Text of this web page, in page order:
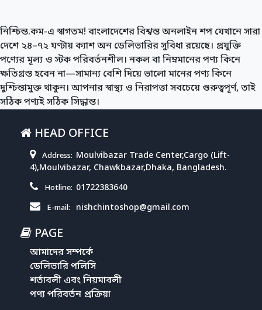
নিশ্চিন্ত.কম-এ স্বাগতম! বাংলাদেশের বিশ্বস্ত অনলাইন শপ যেখানে সারা
দেশে ২৪–৭২ ঘণ্টায় ক্যাশ অন ডেলিভারির সুবিধা রয়েছে। প্রযুক্তি
পণ্যের মূল্য ও স্টক পরিবর্তনশীল। নকল বা নিম্নমানের পণ্য কিনে
ক্ষতিগ্রস্ত হবেন না—সামান্য বেশি দিয়ে ভালো মানের পণ্য কিনে
দুশ্চিন্তামুক্ত থাকুন। আপনার স্বাস্থ্য ও নিরাপত্তা সবচেয়ে গুরুত্বপূর্ণ, তাই
সঠিক পণ্যই সঠিক সিদ্ধান্ত।
HEAD OFFICE
Address: Moulvibazar Trade Center,Cargo (Lift-
4),Moulvibazar, Chawkbazar,Dhaka, Bangladesh.
Hotline: 01722383640
E-mail: nishchintoshop@gmail.com
PAGE
আমাদের সম্পর্কে
ডেলিভারি পলিসি
শর্তাবলী এবং নিয়মাবলী
পণ্য পরিবর্তন প্রক্রিয়া